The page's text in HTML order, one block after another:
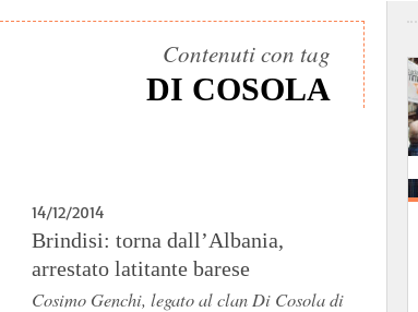
Contenuti con tag
DI COSOLA
14/12/2014
Brindisi: torna dall’Albania,
arrestato latitante barese
Cosimo Genchi, legato al clan Di Cosola di